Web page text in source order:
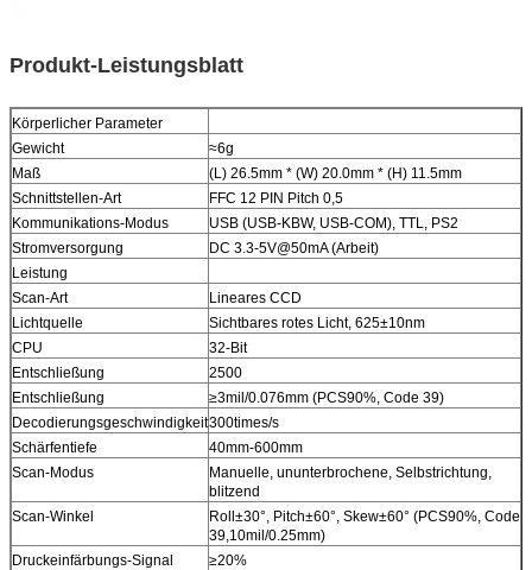
Produkt-Leistungsblatt
Körperlicher Parameter
Gewicht
≈6g
Maß
(L) 26.5mm * (W) 20.0mm * (H) 11.5mm
Schnittstellen-Art
FFC 12 PIN Pitch 0,5
Kommunikations-Modus
USB (USB-KBW, USB-COM), TTL, PS2
Stromversorgung
DC 3.3-5V@50mA (Arbeit)
Leistung
Scan-Art
Lineares CCD
Lichtquelle
Sichtbares rotes Licht, 625±10nm
CPU
32-Bit
Entschließung
2500
Entschließung
≥3mil/0.076mm (PCS90%, Code 39)
Decodierungsgeschwindigkeit300times/s
Schärfentiefe
40mm-600mm
Scan-Modus
Manuelle, ununterbrochene, Selbstrichtung,
blitzend
Scan-Winkel
Roll±30°, Pitch±60°, Skew±60° (PCS90%, Code
39,10mil/0.25mm)
Druckeinfärbungs-Signal
≥20%